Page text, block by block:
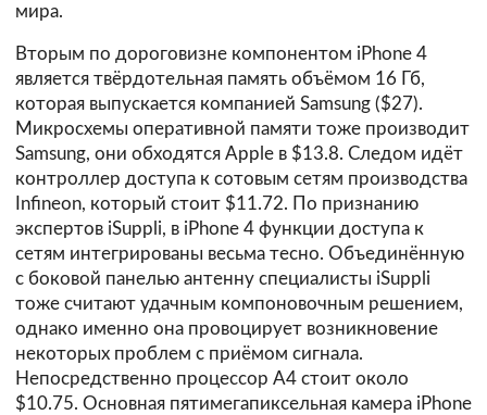
мира.
Вторым по дороговизне компонентом iPhone 4
является твёрдотельная память объёмом 16 Гб,
которая выпускается компанией Samsung ($27).
Микросхемы оперативной памяти тоже производит
Samsung, они обходятся Apple в $13.8. Следом идёт
контроллер доступа к сотовым сетям производства
Infineon, который стоит $11.72. По признанию
экспертов iSuppli, в iPhone 4 функции доступа к
сетям интегрированы весьма тесно. Объединённую
с боковой панелью антенну специалисты iSuppli
тоже считают удачным компоновочным решением,
однако именно она провоцирует возникновение
некоторых проблем с приёмом сигнала.
Непосредственно процессор A4 стоит около
$10.75. Основная пятимегапиксельная камера iPhone